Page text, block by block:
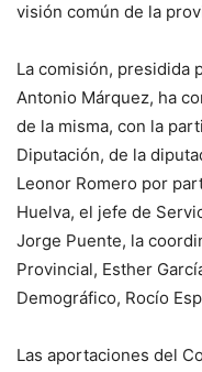
visión común de la
La comisión, presidida
Antonio Márquez, ha
de la misma, con la
Diputación, de la
Leonor Romero por
Huelva, el jefe de
Jorge Puente, la
Provincial, Esther
Demográfico, Rocío
Las aportaciones del